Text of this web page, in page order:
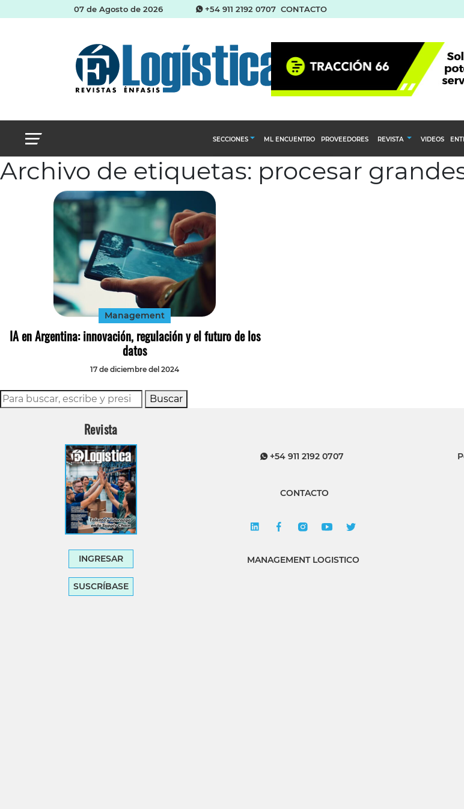
07 de Agosto de 2026 +54 911 2192 0707 CONTACTO
SECCIONES
Abastecimiento y compras
ML ENCUENTRO PROVEEDORES REVISTA
Calendario Editorial
Ediciones Anteriores
VIDEOS
Archivo de etiquetas: procesar
Management
IA en Argentina: innovación, regulación y el futuro de los
datos
17 de diciembre del 2024
Buscar
Revista
INGRESAR
SUSCRÍBASE
+54 911 2192 0707
CONTACTO
MANAGEMENT LOGISTICO